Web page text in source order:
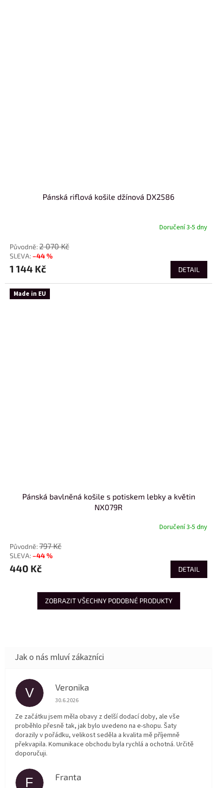
Pánská riflová košile džínová DX2586
Doručení 3-5 dny
2 070 Kč
–44 %
1 144 Kč DETAIL
Made in EU
Pánská bavlněná košile s potiskem lebky a květin
NX079R
Doručení 3-5 dny
797 Kč
–44 %
440 Kč DETAIL
ZOBRAZIT VŠECHNY PODOBNÉ PRODUKTY
V Veronika
Hodnocení obchodu je 5 z 5 hvězdiček.
30.6.2026
Ze začátku jsem měla obavy z delší dodací doby, ale vše
proběhlo přesně tak, jak bylo uvedeno na e-shopu. Šaty
dorazily v pořádku, velikost seděla a kvalita mě příjemně
překvapila. Komunikace obchodu byla rychlá a ochotná. Určitě
doporučuji.
F Franta